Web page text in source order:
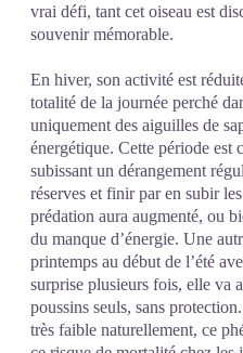
vrai défi, tant cet oiseau est
souvenir mémorable.
En hiver, son activité est
totalité de la journée perché
uniquement des aiguilles de
énergétique. Cette période est
subissant un dérangement
réserves et finir par en subir
prédation aura augmenté, ou
du manque d’énergie. Une
printemps au début de l’été
surprise plusieurs fois, elle va
poussins seuls, sans
très faible naturellement, ce